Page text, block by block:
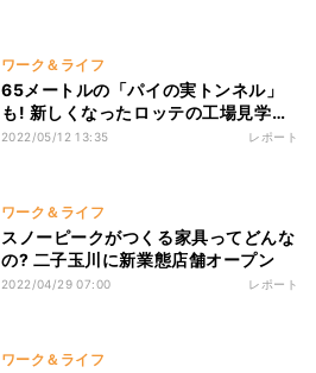
ワーク＆ライフ
65メートルの「パイの実トンネル」
も! 新しくなったロッテの工場見学を
体験してきた
2022/05/12 13:35 レポート
ワーク＆ライフ
スノーピークがつくる家具ってどんな
の? 二子玉川に新業態店舗オープン
2022/04/29 07:00 レポート
ワーク＆ライフ